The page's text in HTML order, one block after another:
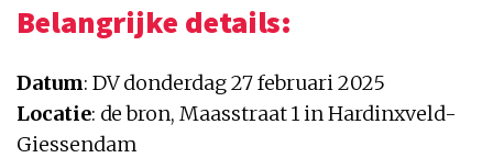
Belangrijke details:
Datum: DV donderdag 27 februari 2025
Locatie: de bron, Maasstraat 1 in Hardinxveld-
Giessendam